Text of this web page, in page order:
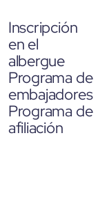
Inscripción
en el
albergue
Programa de
embajadores
Programa de
afiliación